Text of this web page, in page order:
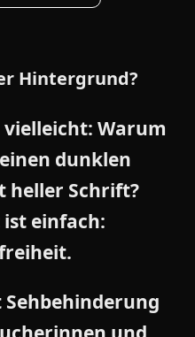
Hintergrund?
Warum
dunklen
heller Schrift?
einfach: